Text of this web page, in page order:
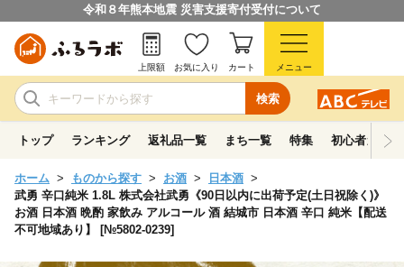
令和８年熊本地震 災害支援寄付受付について
検索
上限額 お気に入り カート メニュー
トップ ランキング 返礼品一覧 まち一覧 特集 初心者ガイド
ホーム ものから探す お酒
日本酒
武勇 辛口純米 1.8L 株式会社武勇《90日以内に出荷予定(土日祝除く)》
お酒 日本酒 晩酌 家飲み アルコール 酒 結城市 日本酒 辛口 純米【配送
不可地域あり】 [№5802-0239]